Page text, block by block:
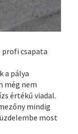
profi csapata
a pálya
még nem
értékű viadal.
mindig
most